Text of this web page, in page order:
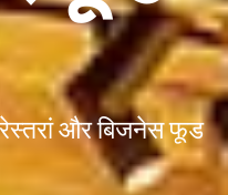
रेस्तरां और बिजनेस फूड